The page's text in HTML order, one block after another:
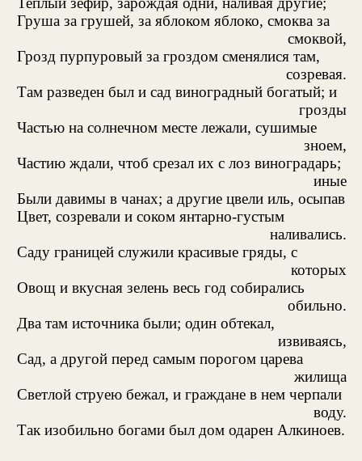
Груша за грушей, за яблоком яблоко, смоква за
смоквой,
Грозд пурпуровый за гроздом сменялися там,
созревая.
Там разведен был и сад виноградный богатый; и
грозды
Частью на солнечном месте лежали, сушимые
зноем,
Частию ждали, чтоб срезал их с лоз виноградарь;
иные
Были давимы в чанах; а другие цвели иль, осыпав
Цвет, созревали и соком янтарно-густым
наливались.
Саду границей служили красивые гряды, с
которых
Овощ и вкусная зелень весь год собирались
обильно.
Два там источника были; один обтекал,
извиваясь,
Сад, а другой перед самым порогом царева
жилища
Светлой струею бежал, и граждане в нем черпали
воду.
Так изобильно богами был дом одарен Алкиноев.